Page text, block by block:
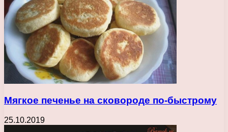
Мягкое печенье на сковороде по-быстрому
25.10.2019